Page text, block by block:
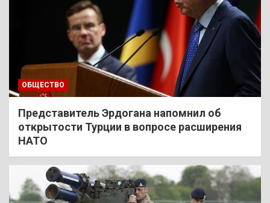
ОБЩЕСТВО
Представитель Эрдогана напомнил об
открытости Турции в вопросе расширения
НАТО